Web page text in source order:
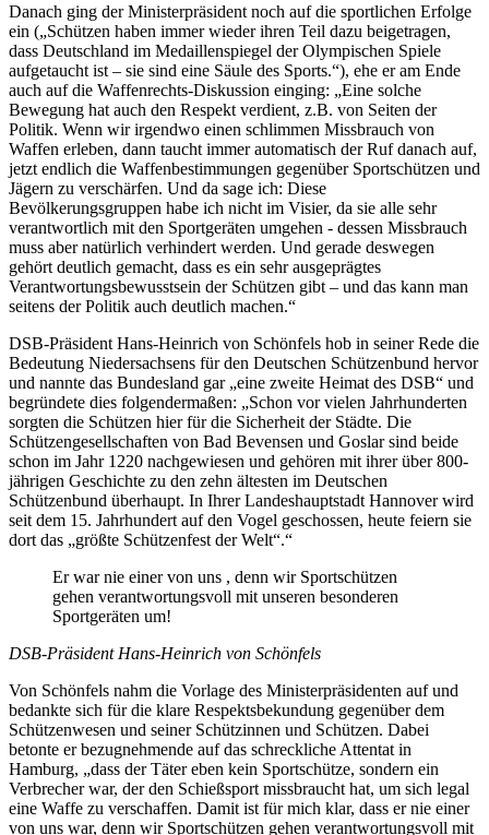
Danach ging der Ministerpräsident noch auf die sportlichen Erfolge
ein („Schützen haben immer wieder ihren Teil dazu beigetragen,
dass Deutschland im Medaillenspiegel der Olympischen Spiele
aufgetaucht ist – sie sind eine Säule des Sports.“), ehe er am Ende
auch auf die Waffenrechts-Diskussion einging: „Eine solche
Bewegung hat auch den Respekt verdient, z.B. von Seiten der
Politik. Wenn wir irgendwo einen schlimmen Missbrauch von
Waffen erleben, dann taucht immer automatisch der Ruf danach auf,
jetzt endlich die Waffenbestimmungen gegenüber Sportschützen und
Jägern zu verschärfen. Und da sage ich: Diese
Bevölkerungsgruppen habe ich nicht im Visier, da sie alle sehr
verantwortlich mit den Sportgeräten umgehen - dessen Missbrauch
muss aber natürlich verhindert werden. Und gerade deswegen
gehört deutlich gemacht, dass es ein sehr ausgeprägtes
Verantwortungsbewusstsein der Schützen gibt – und das kann man
seitens der Politik auch deutlich machen.“
DSB-Präsident Hans-Heinrich von Schönfels hob in seiner Rede die
Bedeutung Niedersachsens für den Deutschen Schützenbund hervor
und nannte das Bundesland gar „eine zweite Heimat des DSB“ und
begründete dies folgendermaßen: „Schon vor vielen Jahrhunderten
sorgten die Schützen hier für die Sicherheit der Städte. Die
Schützengesellschaften von Bad Bevensen und Goslar sind beide
schon im Jahr 1220 nachgewiesen und gehören mit ihrer über 800-
jährigen Geschichte zu den zehn ältesten im Deutschen
Schützenbund überhaupt. In Ihrer Landeshauptstadt Hannover wird
seit dem 15. Jahrhundert auf den Vogel geschossen, heute feiern sie
dort das „größte Schützenfest der Welt“.“
Er war nie einer von uns , denn wir Sportschützen
gehen verantwortungsvoll mit unseren besonderen
Sportgeräten um!
DSB-Präsident Hans-Heinrich von Schönfels
Von Schönfels nahm die Vorlage des Ministerpräsidenten auf und
bedankte sich für die klare Respektsbekundung gegenüber dem
Schützenwesen und seiner Schützinnen und Schützen. Dabei
betonte er bezugnehmende auf das schreckliche Attentat in
Hamburg, „dass der Täter eben kein Sportschütze, sondern ein
Verbrecher war, der den Schießsport missbraucht hat, um sich legal
eine Waffe zu verschaffen. Damit ist für mich klar, dass er nie einer
von uns war, denn wir Sportschützen gehen verantwortungsvoll mit